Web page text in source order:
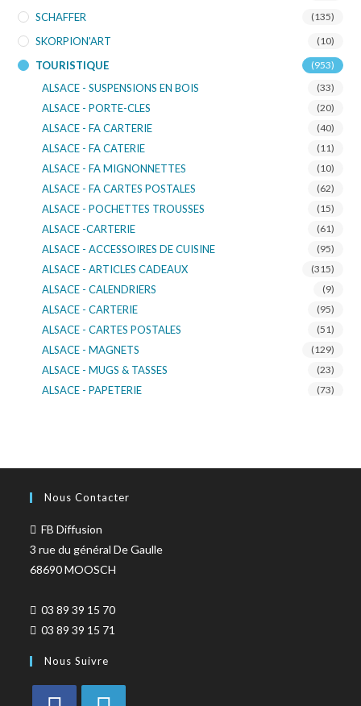
SCHAFFER (135)
SKORPION'ART (10)
TOURISTIQUE (953)
ALSACE - SUSPENSIONS EN BOIS (33)
ALSACE - PORTE-CLES (20)
ALSACE - FA CARTERIE (40)
ALSACE - FA CATERIE (11)
ALSACE - FA MIGNONNETTES (10)
ALSACE - FA CARTES POSTALES (62)
ALSACE - POCHETTES TROUSSES (15)
ALSACE -CARTERIE (61)
ALSACE - ACCESSOIRES DE CUISINE (95)
ALSACE - ARTICLES CADEAUX (315)
ALSACE - CALENDRIERS (9)
ALSACE - CARTERIE (95)
ALSACE - CARTES POSTALES (51)
ALSACE - MAGNETS (129)
ALSACE - MUGS & TASSES (23)
ALSACE - PAPETERIE (73)
Nous Contacter
FB Diffusion
3 rue du général De Gaulle
68690 MOOSCH
03 89 39 15 70
03 89 39 15 71
Nous Suivre